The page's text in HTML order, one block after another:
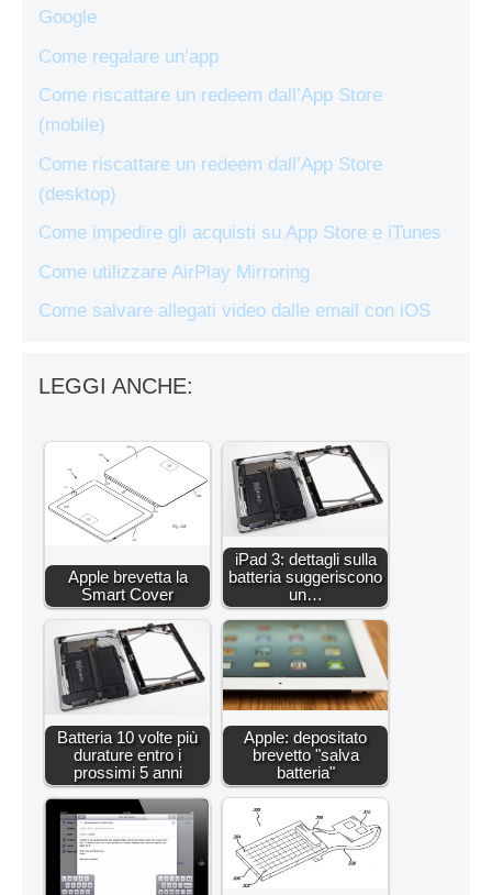
Google
Come regalare un’app
Come riscattare un redeem dall’App Store
(mobile)
Come riscattare un redeem dall’App Store
(desktop)
Come impedire gli acquisti su App Store e iTunes
Come utilizzare AirPlay Mirroring
Come salvare allegati video dalle email con iOS
LEGGI ANCHE:
Apple brevetta la
Smart Cover
iPad 3: dettagli sulla
batteria suggeriscono
un…
Batteria 10 volte più
durature entro i
prossimi 5 anni
Apple: depositato
brevetto "salva
batteria"